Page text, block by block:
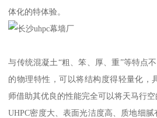
体化的特体验。
与传统混凝土“粗、笨、厚、重”等特点
的物理特性，可以将结构度得轻量化，
师借助其优良的性能完全可以将天马行空
UHPC密度大、表面光洁度高、质地细